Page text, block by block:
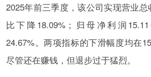
2025年前三季度，该公司实现营业总
比下降18.09%；归母净利润
24.67%。两项指标的下滑幅度均在
尽管还在赚钱，但退步过于猛烈。